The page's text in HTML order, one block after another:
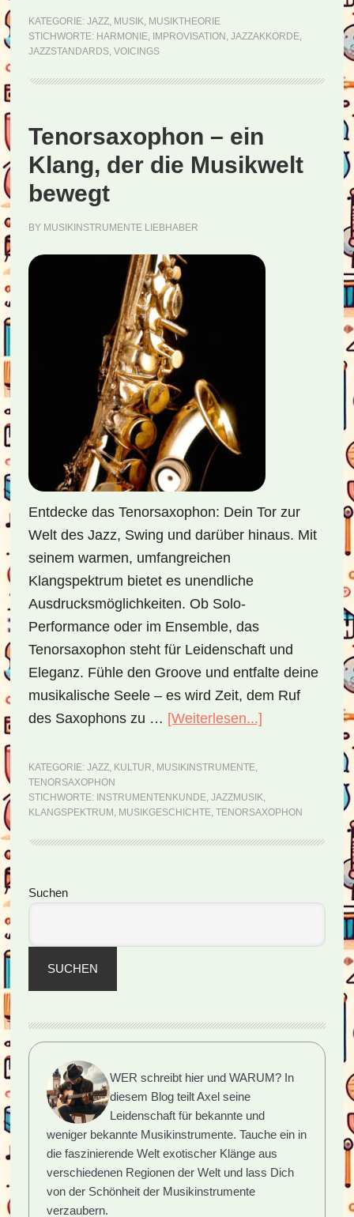
eine
Einführung
die
des
Jazz
KATEGORIE: JAZZ, MUSIK, MUSIKTHEORIE
STICHWORTE: HARMONIE, IMPROVISATION , JAZZAKKORDE,
JAZZSTANDARDS, VOICINGS
Tenorsaxophon – ein
Klang, der die Musikwelt
bewegt
BY MUSIKINSTRUMENTE LIEBHABER
Entdecke das Tenorsaxophon: Dein Tor zur
Welt des Jazz, Swing und darüber hinaus. Mit
seinem warmen, umfangreichen
Klangspektrum bietet es unendliche
Ausdrucksmöglichkeiten. Ob Solo-
Performance oder im Ensemble, das
Tenorsaxophon steht für Leidenschaft und
Eleganz. Fühle den Groove und entfalte deine
musikalische Seele – es wird Zeit, dem Ruf
des Saxophons zu … [Weiterlesen...]
der
KATEGORIE: JAZZ, KULTUR, MUSIKINSTRUMENTE,
TENORSAXOPHON
STICHWORTE:
INSTRUMENTENKUNDE, JAZZMUSIK,
KLANGSPEKTRUM , MUSIKGESCHICHTE, TENORSAXOPHON
Seitenspalte
Suchen
SUCHEN
WER schreibt hier und WARUM? In
diesem Blog teilt Axel seine
Leidenschaft für bekannte und
weniger bekannte Musikinstrumente. Tauche ein in
die faszinierende Welt exotischer Klänge aus
verschiedenen Regionen der Welt und lass Dich
von der Schönheit der Musikinstrumente
verzaubern.